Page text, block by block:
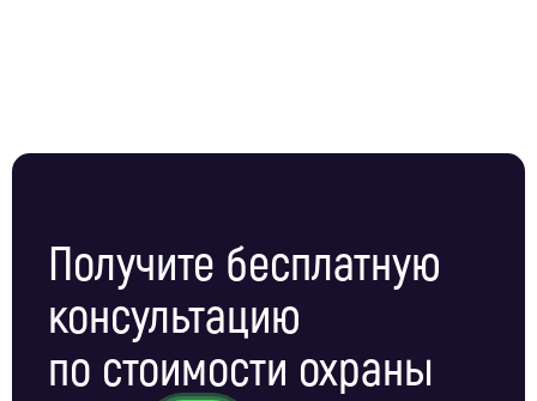
Получите бесплатную
консультацию
по стоимости охраны